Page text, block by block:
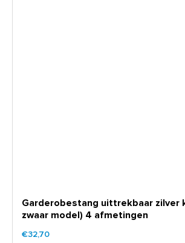
Garderobestang uittrekbaar zilver
zwaar model) 4 afmetingen
€32,70